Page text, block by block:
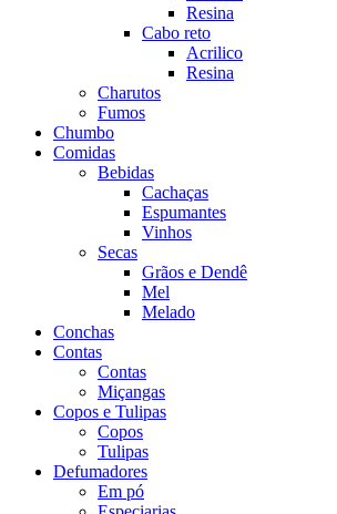
Resina
Cabo reto
Acrilico
Resina
Charutos
Fumos
Chumbo
Comidas
Bebidas
Cachaças
Espumantes
Vinhos
Secas
Grãos e Dendê
Mel
Melado
Conchas
Contas
Contas
Miçangas
Copos e Tulipas
Copos
Tulipas
Defumadores
Em pó